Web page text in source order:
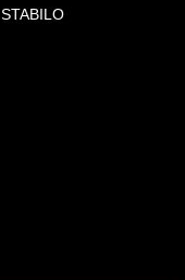
STABILO